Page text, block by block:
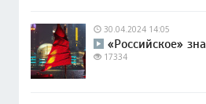
30.04.2024 14:05
«Российское»
17334